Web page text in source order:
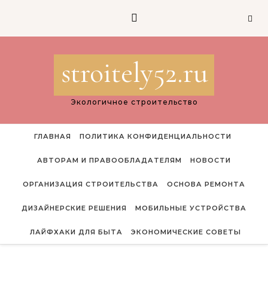
stroitely52.ru
Экологичное строительство
ГЛАВНАЯ ПОЛИТИКА КОНФИДЕНЦИАЛЬНОСТИ
АВТОРАМ И ПРАВООБЛАДАТЕЛЯМ НОВОСТИ
ОРГАНИЗАЦИЯ СТРОИТЕЛЬСТВА ОСНОВА РЕМОНТА
ДИЗАЙНЕРСКИЕ РЕШЕНИЯ МОБИЛЬНЫЕ УСТРОЙСТВА
ЛАЙФХАКИ ДЛЯ БЫТА ЭКОНОМИЧЕСКИЕ СОВЕТЫ